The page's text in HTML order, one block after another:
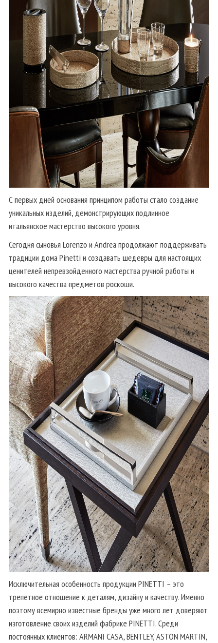
С первых дней основания принципом работы стало создание
уникальных изделий, демонстрирующих подлинное
итальянское мастерство высокого уровня.
Сегодня сыновья Lorenzo и Andrea продолжают поддерживать
традиции дома Pinetti и создавать шедевры для настоящих
ценителей непревзойденного мастерства ручной работы и
высокого качества предметов роскоши.
Исключительная особенность продукции PINETTI – это
трепетное отношение к деталям, дизайну и качеству. Именно
поэтому всемирно известные бренды уже много лет доверяют
изготовление своих изделий фабрике PINETTI. Среди
постоянных клиентов: ARMANI CASA, BENTLEY, ASTON MARTIN,